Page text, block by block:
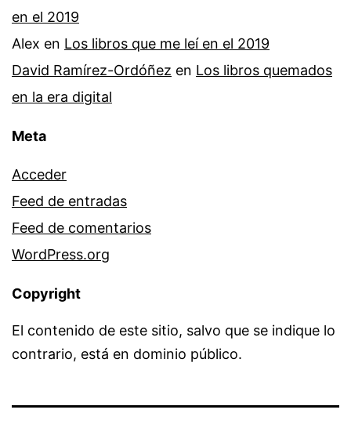
en el 2019
Alex en Los libros que me leí en el 2019
David Ramírez-Ordóñez en Los libros quemados
en la era digital
Meta
Acceder
Feed de entradas
Feed de comentarios
WordPress.org
Copyright
El contenido de este sitio, salvo que se indique lo
contrario, está en dominio público.